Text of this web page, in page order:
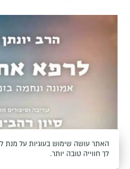
האתר עושה שימוש בעוגיות על מנת
לך חווייה טובה יותר.